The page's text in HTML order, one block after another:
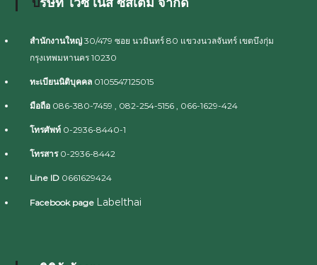
สำนักงานใหญ่30/479 ซอย นวมินทร์ 80 แขวงนวลจันทร์ เขตบึงกุ่ม
กรุงเทพมหานคร 10230
ทะเบียนนิติบุคคล0105547125015
มือถือ086-380-7459 , 082-254-5156 , 066-1629-424
โทรศัพท์0-2936-8440-1
โทรสาร0-2936-8442
Line ID0661629424
Facebook page Labelthai